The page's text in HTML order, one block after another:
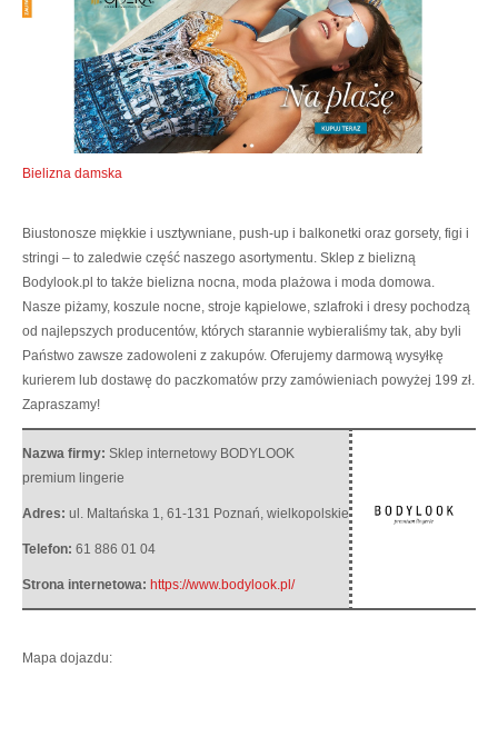
Bielizna damska
Biustonosze miękkie i usztywniane, push-up i balkonetki oraz gorsety, figi i
stringi – to zaledwie część naszego asortymentu. Sklep z bielizną
Bodylook.pl to także bielizna nocna, moda plażowa i moda domowa.
Nasze piżamy, koszule nocne, stroje kąpielowe, szlafroki i dresy pochodzą
od najlepszych producentów, których starannie wybieraliśmy tak, aby byli
Państwo zawsze zadowoleni z zakupów. Oferujemy darmową wysyłkę
kurierem lub dostawę do paczkomatów przy zamówieniach powyżej 199 zł.
Zapraszamy!
Nazwa firmy: Sklep internetowy BODYLOOK
premium lingerie
Adres: ul. Maltańska 1, 61-131 Poznań, wielkopolskie
Telefon: 61 886 01 04
Strona internetowa: https://www.bodylook.pl/
Mapa dojazdu: